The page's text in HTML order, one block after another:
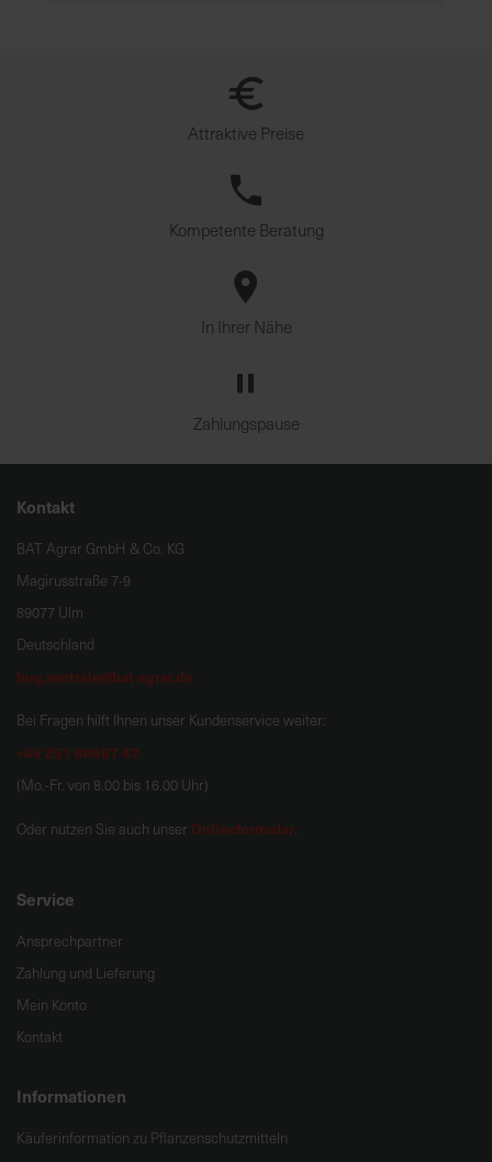
Attraktive Preise
Kompetente Beratung
In Ihrer Nähe
Zahlungspause
Kontakt
BAT Agrar GmbH & Co. KG
Magirusstraße 7-9
89077 Ulm
Deutschland
hug.zentrale@bat-agrar.de
Bei Fragen hilft Ihnen unser Kundenservice weiter:
+49 251 60957 47
(Mo.-Fr. von 8.00 bis 16.00 Uhr)
Oder nutzen Sie auch unser Onlineformular.
Service
Ansprechpartner
Zahlung und Lieferung
Mein Konto
Kontakt
Informationen
Käuferinformation zu Pflanzenschutzmitteln